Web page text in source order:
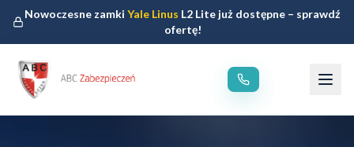
Nowoczesne zamkiYale Linus L2 Lite już dostępne – sprawdź
ofertę!